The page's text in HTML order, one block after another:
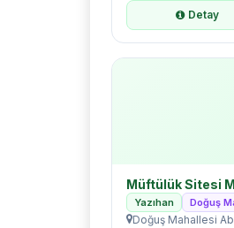
Detay
Müftülük Sitesi
Yazıhan Doğuş
Doğuş Mahallesi